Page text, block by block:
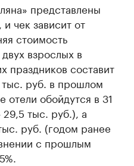
представлены
чек зависит от
стоимость
взрослых в
праздников составит
руб. в прошлом
отели обойдутся в 31
тыс. руб.), а
руб. (годом ранее
с прошлым